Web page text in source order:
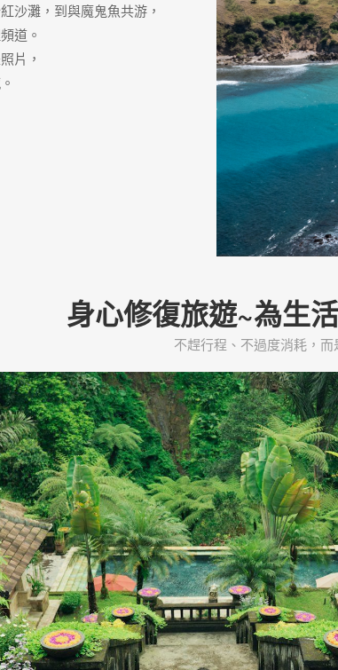
沙灘，到與魔鬼魚共游，
道。
片，
身心修復旅遊~為生
不趕行程、不過度消耗，